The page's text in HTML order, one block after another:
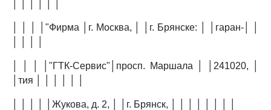
│ │ │ │"Фирма │г. Москва, │ │г. Брянске: │ │гаран-│ │
│ │ │ │"ГТК-Сервис"│просп. Маршала │ │241020, │
│тия │ │ │ │ │ │
│ │ │ │ │Жукова, д. 2, │ │г. Брянск, │ │ │ │ │ │ │ │